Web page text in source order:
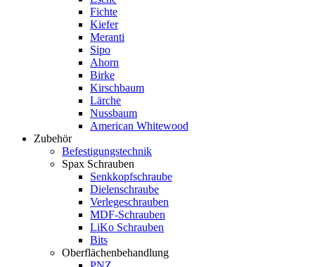
Fichte
Kiefer
Meranti
Sipo
Ahorn
Birke
Kirschbaum
Lärche
Nussbaum
American Whitewood
Zubehör
Befestigungstechnik
Spax Schrauben
Senkkopfschraube
Dielenschraube
Verlegeschrauben
MDF-Schrauben
LiKo Schrauben
Bits
Oberflächenbehandlung